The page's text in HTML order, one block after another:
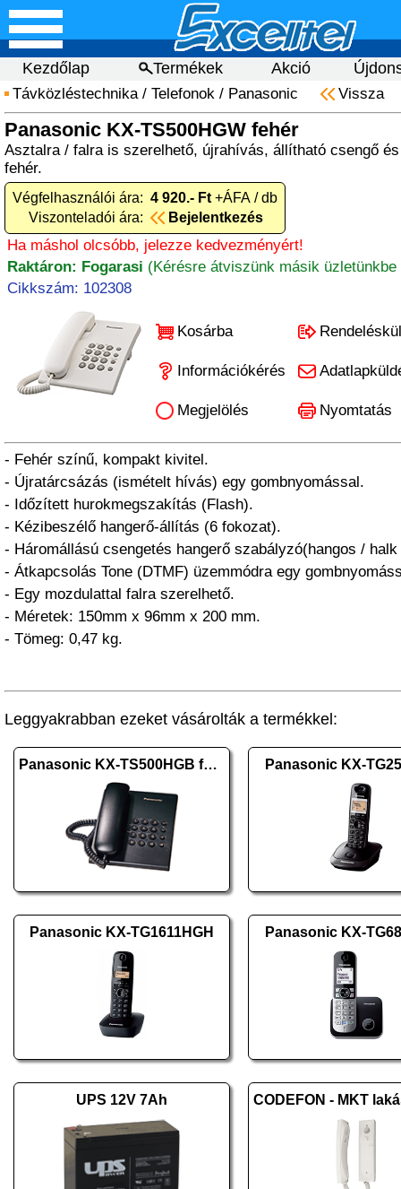
Kezdőlap Termékek Akció
Távközléstechnika/ Telefonok / Panasonic Vissza
Panasonic KX-TS500HGW fehér
Asztalra / falra is szerelhető, újrahívás, állítható csengő
fehér.
Végfelhasználói ára: 4 920.- Ft +ÁFA / db
Viszonteladói ára:
Bejelentkezés
Ha máshol olcsóbb, jelezze kedvezményért!
Raktáron: Fogarasi (Kérésre átviszünk másik üzletünkbe
Cikkszám: 102308
Kosárba
Információkérés
Megjelölés Nyomtatás
- Fehér színű, kompakt kivitel.
- Újratárcsázás (ismételt hívás) egy gombnyomással.
- Időzített hurokmegszakítás (Flash).
- Kézibeszélő hangerő-állítás (6 fokozat).
- Háromállású csengetés hangerő szabályzó(hangos /
- Átkapcsolás Tone (DTMF) üzemmódra egy
- Egy mozdulattal falra szerelhető.
- Méretek: 150mm x 96mm x 200 mm.
- Tömeg: 0,47 kg.
Leggyakrabban ezeket vásárolták a termékkel:
Panasonic KX-TS500HGB fekete Panasonic KX-
Panasonic KX-TG1611HGH Panasonic KX-
UPS 12V 7Ah